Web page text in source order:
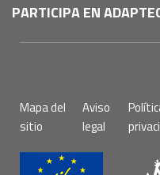
PARTICIPA EN
de
página
Mapa del
sitio
Aviso
legal